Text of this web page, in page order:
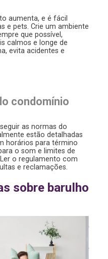
aumenta, e é fácil
e pets. Crie um ambiente
que possível,
calmos e longe de
evita acidentes e
condomínio
as normas do
estão detalhadas
horários para término
o som e limites de
o regulamento com
e reclamações.
sobre barulho